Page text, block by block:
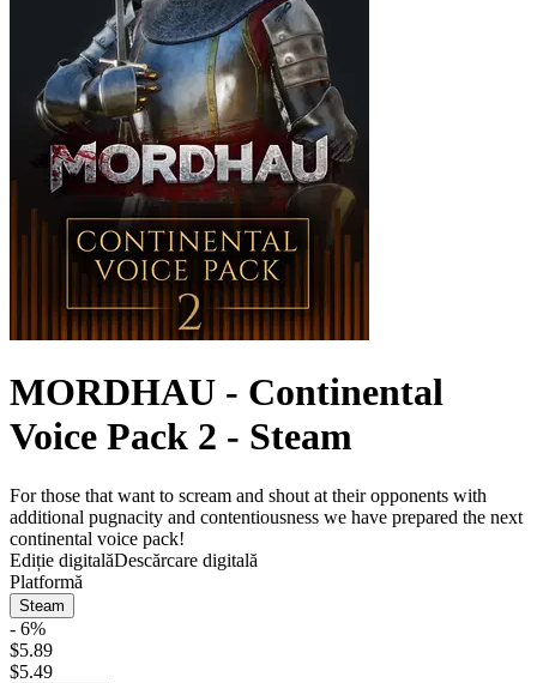
MORDHAU - Continental
Voice Pack 2 - Steam
For those that want to scream and shout at their opponents with
additional pugnacity and contentiousness we have prepared the next
continental voice pack!
Ediție digitalăDescărcare digitală
Platformă
Steam
- 6%
$5.89
$5.49